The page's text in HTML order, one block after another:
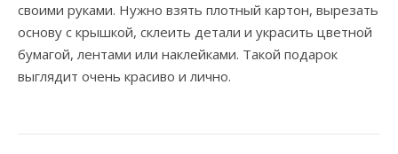
своими руками. Нужно взять плотный картон, вырезать
основу с крышкой, склеить детали и украсить цветной
бумагой, лентами или наклейками. Такой подарок
выглядит очень красиво и лично.